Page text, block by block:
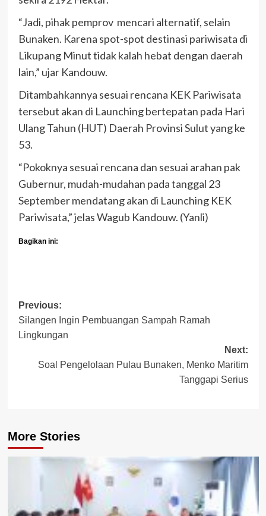
“Jadi, pihak pemprov mencari alternatif, selain
Bunaken. Karena spot-spot destinasi pariwisata di
Likupang Minut tidak kalah hebat dengan daerah
lain,” ujar Kandouw.
Ditambahkannya sesuai rencana KEK Pariwisata
tersebut akan di Launching bertepatan pada Hari
Ulang Tahun (HUT) Daerah Provinsi Sulut yang ke
53.
“Pokoknya sesuai rencana dan sesuai arahan pak
Gubernur, mudah-mudahan pada tanggal 23
September mendatang akan di Launching KEK
Pariwisata,” jelas Wagub Kandouw. (Yanli)
Bagikan ini:
Post
navigation
Previous:
Silangen Ingin Pembuangan Sampah Ramah
Lingkungan
Next:
Soal Pengelolaan Pulau Bunaken, Menko Maritim
Tanggapi Serius
More Stories